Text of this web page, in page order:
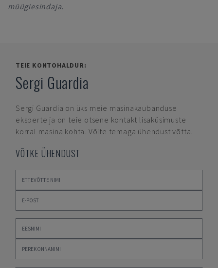
müügiesindaja.
TEIE KONTOHALDUR:
Sergi Guardia
Sergi Guardia on üks meie masinakaubanduse
eksperte ja on teie otsene kontakt lisaküsimuste
korral masina kohta. Võite temaga ühendust võtta.
VÕTKE ÜHENDUST